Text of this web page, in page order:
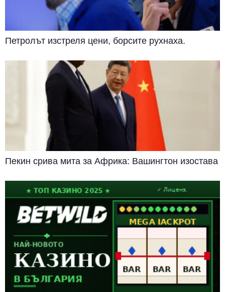
Петролът изстреля цени, борсите рухнаха.
Пекин срива мита за Африка: Вашингтон изостава